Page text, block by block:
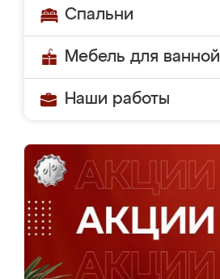
Спальни
Мебель для ванной
Наши работы